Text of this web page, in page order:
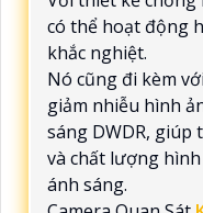
có thể hoạt động
khắc nghiệt.
Nó cũng đi kèm
giảm nhiễu hình
sáng DWDR,
và chất lượng
ánh sáng.